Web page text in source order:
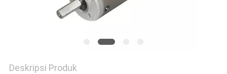
Deskripsi Produk